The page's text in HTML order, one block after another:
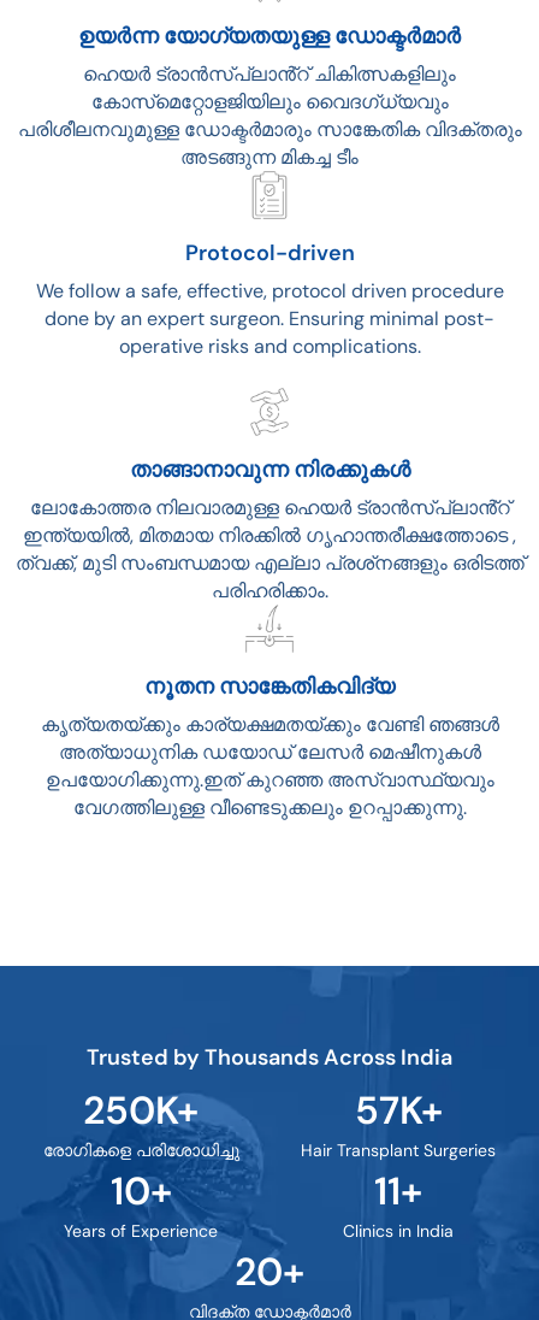
ഉയർന്ന യോഗ്യതയുള്ള ഡോക്ടർമാർ
ഹെയർ ട്രാൻസ്‌പ്ലാൻ്റ് ചികിത്സകളിലും
കോസ്‌മെറ്റോളജിയിലും വൈദഗ്ധ്യവും
പരിശീലനവുമുള്ള ഡോക്ടർമാരും സാങ്കേതിക വിദക്തരും
അടങ്ങുന്ന മികച്ച ടീം
Protocol-driven
We follow a safe, effective, protocol driven procedure
done by an expert surgeon. Ensuring minimal post-
operative risks and complications.
താങ്ങാനാവുന്ന നിരക്കുകൾ
ലോകോത്തര നിലവാരമുള്ള ഹെയർ ട്രാൻസ്‌പ്ലാൻ്റ്
ഇന്ത്യയിൽ, മിതമായ നിരക്കിൽ ഗൃഹാന്തരീക്ഷത്തോടെ ,
ത്വക്ക്, മുടി സംബന്ധമായ എല്ലാ പ്രശ്‌നങ്ങളും ഒരിടത്ത്
പരിഹരിക്കാം.
നൂതന സാങ്കേതികവിദ്യ
കൃത്യതയ്ക്കും കാര്യക്ഷമതയ്ക്കും വേണ്ടി ഞങ്ങൾ
അത്യാധുനിക ഡയോഡ് ലേസർ മെഷീനുകൾ
ഉപയോഗിക്കുന്നു.ഇത് കുറഞ്ഞ അസ്വാസ്ഥ്യവും
വേഗത്തിലുള്ള വീണ്ടെടുക്കലും ഉറപ്പാക്കുന്നു.
Trusted by Thousands Across India
രോഗികളെ പരിശോധിച്ചു
250K+
Hair Transplant Surgeries
57K+
Years of Experience
10+
Clinics in India
11+
വിദക്ത ഡോക്ടർമാർ
20+